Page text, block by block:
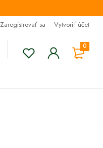
Zaregistrovať sa Vytvoriť účet
0